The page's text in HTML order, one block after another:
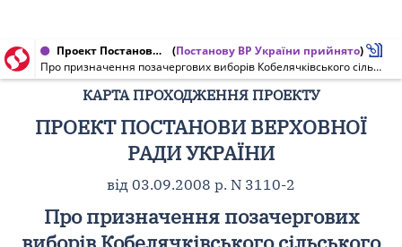
Проект Постанови Верховної Ради України від 04.09.2008 № 3110-2 (Постанову ВР України прийнято)
Про призначення позачергових виборів Кобелячківського сільського голови (Кобелячківська сільська рада Кременчуцького району Полтавської області)